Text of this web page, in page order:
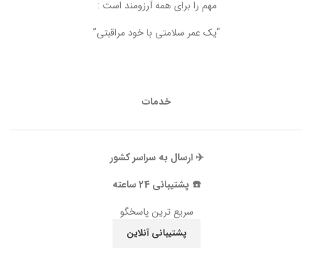
مهم را برای همه آرزومند است :
“یک عمر سلامتی با خود مراقبتی”
خدمات
✈️ ارسال به سراسر کشور
☎️ پشتیبانی 24 ساعته
سریع ترین پاسخگو
پشتیبانی آنلاین